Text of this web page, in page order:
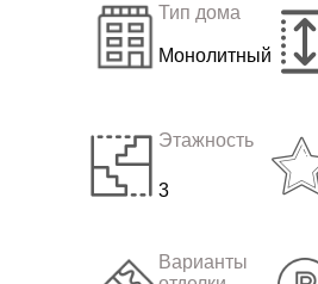
Этажность
3
Тип дома
Монолитный
Варианты